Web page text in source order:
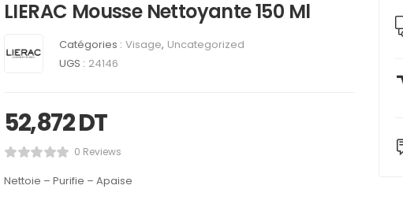
LIERAC Mousse Nettoyante 150 Ml
Catégories : Visage, Uncategorized
UGS : 24146
52,872DT
0 Reviews
Nettoie – Purifie – Apaise